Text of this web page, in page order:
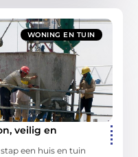
WONING EN TUIN
veilig en
een huis en tuin